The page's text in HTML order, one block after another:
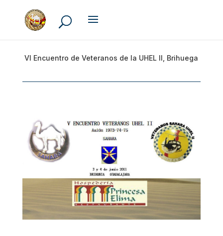
VI Encuentro de Veteranos de la UHEL II, Brihuega